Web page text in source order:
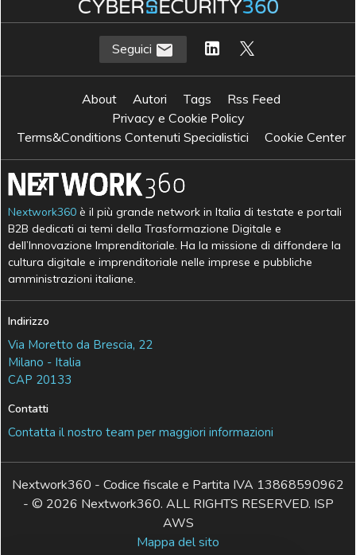
Seguici
About Autori Tags
Rss Feed
Privacy e Cookie Policy
Terms&Conditions Contenuti Specialistici
Cookie Center
Nextwork360 è il più grande network in Italia di testate e portali
B2B dedicati ai temi della Trasformazione Digitale e
dell’Innovazione Imprenditoriale. Ha la missione di diffondere la
cultura digitale e imprenditoriale nelle imprese e pubbliche
amministrazioni italiane.
Indirizzo
Via Moretto da Brescia, 22
Milano - Italia
CAP 20133
Contatti
Contatta il nostro team per maggiori informazioni
Nextwork360 - Codice fiscale e Partita IVA 13868590962
- © 2026 Nextwork360. ALL RIGHTS RESERVED. ISP
AWS
Mappa del sito